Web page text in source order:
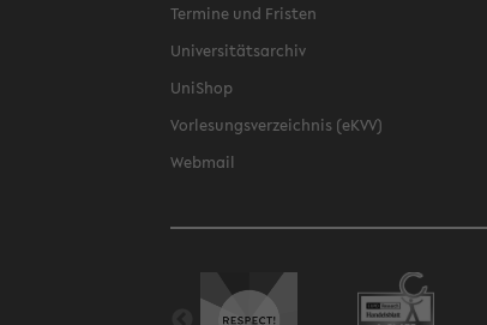
Termine und Fristen
Universitätsarchiv
UniShop
Vorlesungsverzeichnis (eKVV)
Webmail